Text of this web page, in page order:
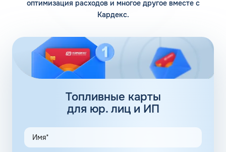
Помимо 12 собственных заправочных станций, у
обеспечивают дополнительные 100 АЗС. Сеть
заправочных станций локализуется сразу в нескольких
регионах, планируется выход на федеральный уровень.
Топливные карты Флеш:
заправки
АЗС Флеш в Кораблино Рязанской области предлагает
удобные схемы работы для коммерческих клиентов.
Доступны топливные карты Флеш для юридических лиц.
Экономия и качество сервиса, предоставляемого для
оптимизация расходов и многое другое вместе с
Кардекс.
Топливные карты
для юр. лиц и ИП